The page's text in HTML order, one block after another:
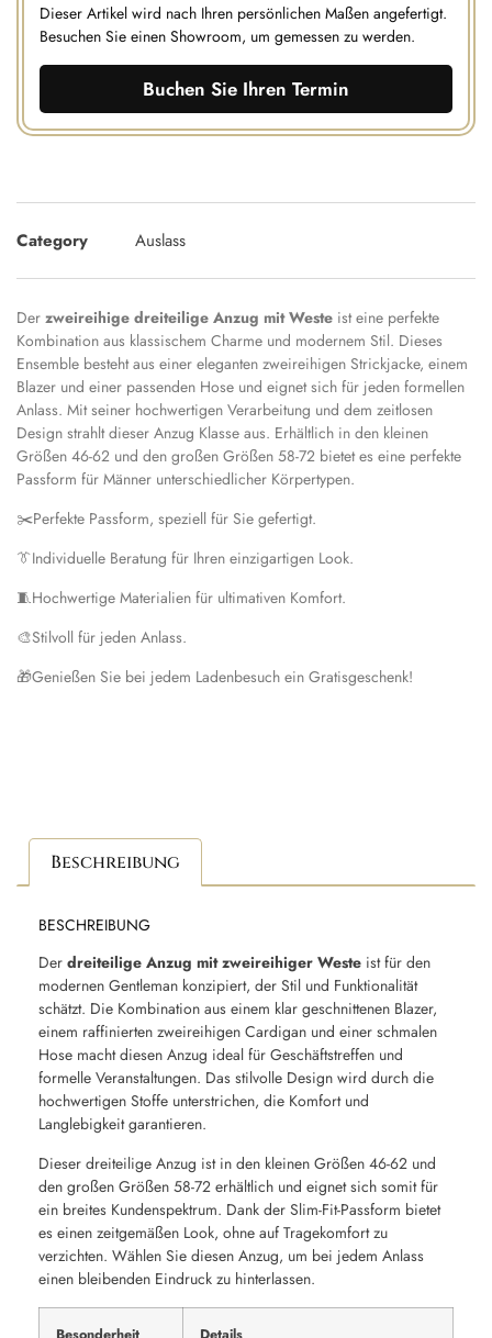
Dieser Artikel wird nach Ihren persönlichen Maßen angefertigt.
Besuchen Sie einen Showroom, um gemessen zu werden.
Buchen Sie Ihren Termin
Category Auslass
Der zweireihige dreiteilige Anzug mit Weste ist eine perfekte
Kombination aus klassischem Charme und modernem Stil. Dieses
Ensemble besteht aus einer eleganten zweireihigen Strickjacke, einem
Blazer und einer passenden Hose und eignet sich für jeden formellen
Anlass. Mit seiner hochwertigen Verarbeitung und dem zeitlosen
Design strahlt dieser Anzug Klasse aus. Erhältlich in den kleinen
Größen 46-62 und den großen Größen 58-72 bietet es eine perfekte
Passform für Männer unterschiedlicher Körpertypen.
✂️Perfekte Passform, speziell für Sie gefertigt.
👔Individuelle Beratung für Ihren einzigartigen Look.
🧵Hochwertige Materialien für ultimativen Komfort.
🎨Stilvoll für jeden Anlass.
🎁Genießen Sie bei jedem Ladenbesuch ein Gratisgeschenk!
Beschreibung
BESCHREIBUNG
Der dreiteilige Anzug mit zweireihiger Weste ist für den
modernen Gentleman konzipiert, der Stil und Funktionalität
schätzt. Die Kombination aus einem klar geschnittenen Blazer,
einem raffinierten zweireihigen Cardigan und einer schmalen
Hose macht diesen Anzug ideal für Geschäftstreffen und
formelle Veranstaltungen. Das stilvolle Design wird durch die
hochwertigen Stoffe unterstrichen, die Komfort und
Langlebigkeit garantieren.
Dieser dreiteilige Anzug ist in den kleinen Größen 46-62 und
den großen Größen 58-72 erhältlich und eignet sich somit für
ein breites Kundenspektrum. Dank der Slim-Fit-Passform bietet
es einen zeitgemäßen Look, ohne auf Tragekomfort zu
verzichten. Wählen Sie diesen Anzug, um bei jedem Anlass
einen bleibenden Eindruck zu hinterlassen.